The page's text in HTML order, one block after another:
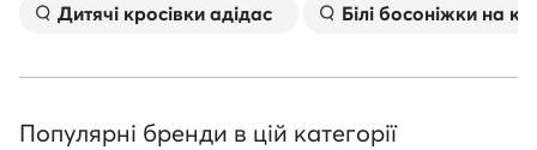
Дитячі кросівки адідас
Білі босоніжки на
Популярні бренди в цій категорії